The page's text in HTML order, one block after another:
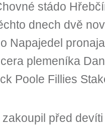
stádo
dnech dvě
Napajedel
plemeníka
Poole Fillies
před